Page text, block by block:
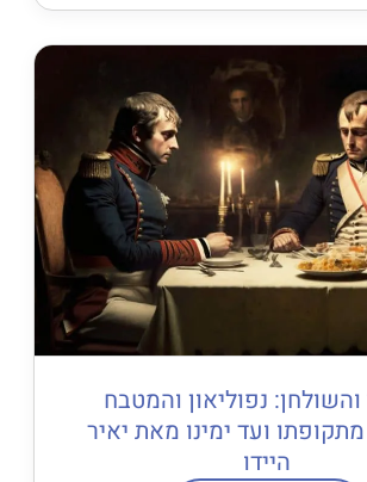
נפוליאון והמטבח
ועד ימינו מאת יאיר
היידו